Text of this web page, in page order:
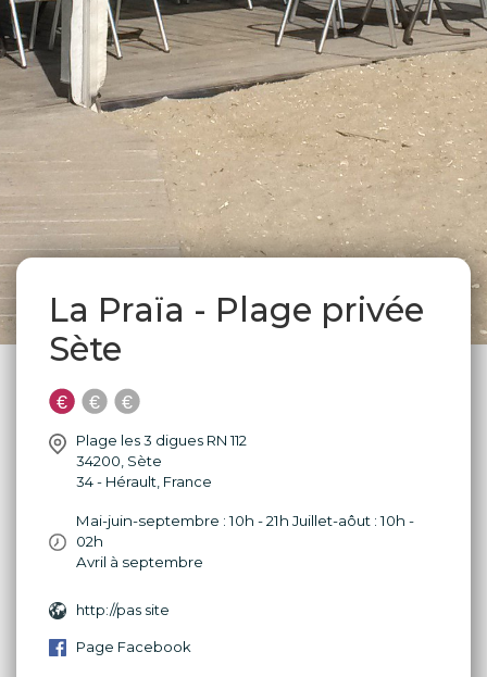
La Praïa - Plage privée
Sète
Plage les 3 digues RN 112
34200, Sète
34 - Hérault, France
Mai-juin-septembre : 10h - 21h Juillet-aôut : 10h -
02h
Avril à septembre
http://pas site
Page Facebook